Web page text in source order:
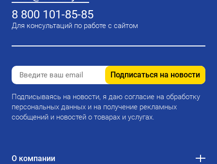
8 800 101-85-85
Для консультаций по работе с сайтом
Подписаться на новости
Подписываясь на новости, я даю согласие на обработку
персональных данных и на получение рекламных
сообщений и новостей о товарах и услугах.
О компании